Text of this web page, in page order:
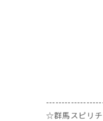
☆群馬スピリ